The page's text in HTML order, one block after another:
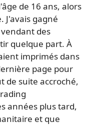
de 16 ans, alors
J'avais gagné
des
quelque part. À
imprimés dans
page pour
de suite accroché,
années plus tard,
et que